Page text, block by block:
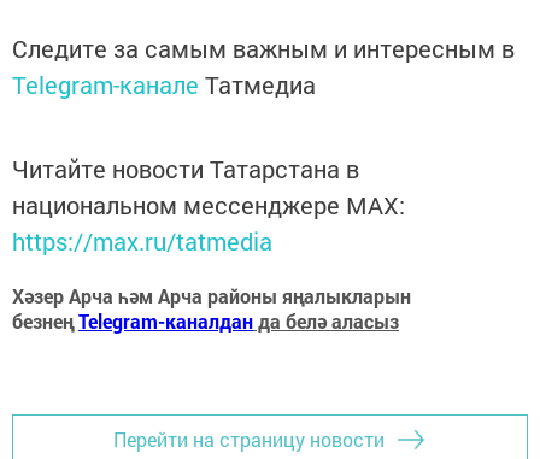
Следите за самым важным и интересным в
Telegram-канале Татмедиа
Читайте новости Татарстана в
национальном мессенджере MАХ:
https://max.ru/tatmedia
Хәзер Арча һәм Арча районы яңалыкларын
безнеңTelegram-каналданда белә аласыз
Перейти на страницу новости